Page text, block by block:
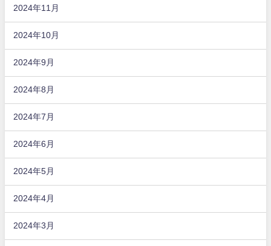
2024年11月
2024年10月
2024年9月
2024年8月
2024年7月
2024年6月
2024年5月
2024年4月
2024年3月